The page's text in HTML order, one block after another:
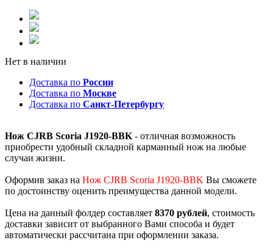
Нет в наличии
Доставка по России
Доставка по Москве
Доставка по Санкт-Петербургу
Нож CJRB Scoria J1920-BBK - отличная возможность
приобрести удобный складной карманный нож на любые
случаи жизни.
Оформив заказ на Нож CJRB Scoria J1920-BBK Вы сможете
по достоинству оценить преимущества данной модели.
Цена на данный фолдер составляет 8370 рублей, стоимость
доставки зависит от выбранного Вами способа и будет
автоматически рассчитана при оформлении заказа.